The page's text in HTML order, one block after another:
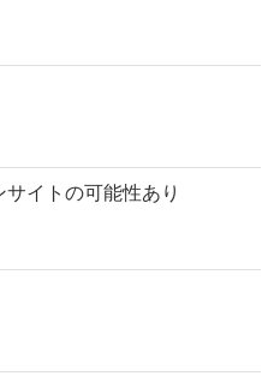
イトの可能性あり